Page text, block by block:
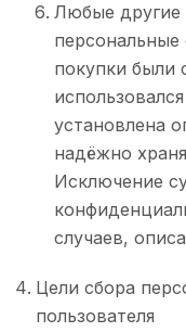
Любые другие
персональные
покупки были
установлена
надёжно
Исключение
случаев,
Цели сбора
пользователя